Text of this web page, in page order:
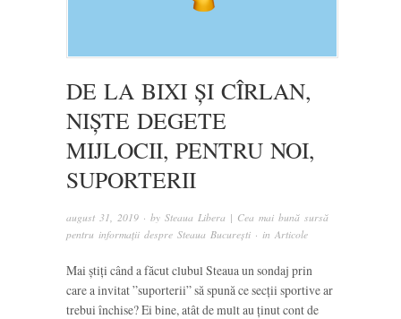
DE LA BIXI ȘI CÎRLAN,
NIȘTE DEGETE
MIJLOCII, PENTRU NOI,
SUPORTERII
august 31, 2019 · by Steaua Libera | Cea mai bună sursă
pentru informații despre Steaua București · in Articole
Mai știți când a făcut clubul Steaua un sondaj prin
care a invitat ”suporterii” să spună ce secții sportive ar
trebui închise? Ei bine, atât de mult au ținut cont de